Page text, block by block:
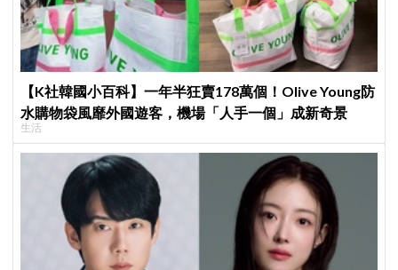
【K社韓國小百科】一年半狂賣178萬個！Olive Young防
水購物袋風靡外國遊客，機場「人手一個」成新奇景
生活